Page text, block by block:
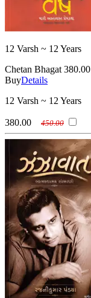
12 Varsh ~ 12 Years
Chetan Bhagat 380.00
BuyDetails
12 Varsh ~ 12 Years
380.00 450.00